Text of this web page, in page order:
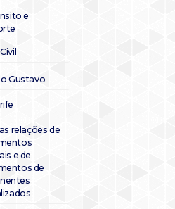
e
Gustavo
relações de
e de
de